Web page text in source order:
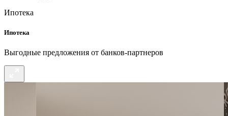
Ипотека
Ипотека
Выгодные предложения от банков-партнеров